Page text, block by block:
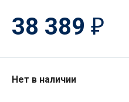
38 389 ₽
Нет в наличии